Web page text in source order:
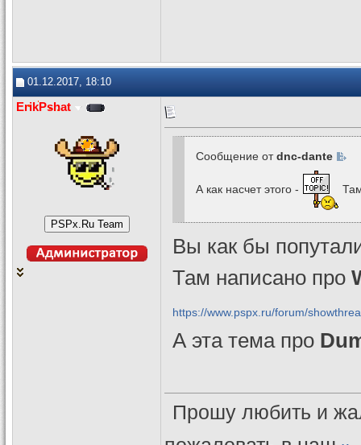
01.12.2017, 18:10
ErikPshat
Сообщение отdnc-dante
А как насчет этого -
Вы как бы
Там написано про
https://www.pspx.ru/forum/
А эта тема про
Прошу любить и